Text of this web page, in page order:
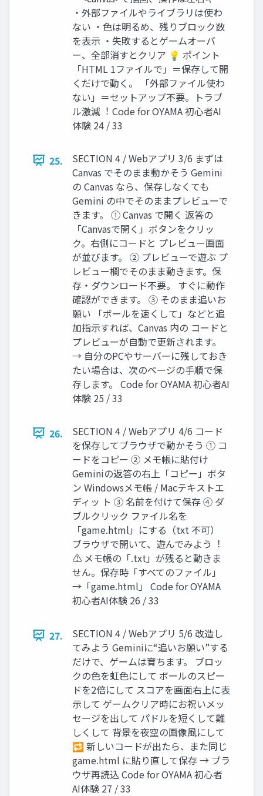
・外部ファイルやライブラリは使わ
ない ・色は明るめ、残りブロック数
を表示 ・失敗するとゲームオーバ
ー、全部消すとクリア 💡 ポイント
「HTML 1ファイルで」＝保存して開
くだけで動く。 「外部ファイル使わ
ない」＝セットアップ不要。トラブ
ル激減︕ Code for OYAMA 初⼼者AI
体験 24 / 33
25.
SECTION 4 / Webアプリ 3/6 まずは
Canvas でそのまま動かそう Gemini
の Canvas なら、保存しなくても
Gemini の中でそのままプレビューで
きます。 ① Canvas で開く 返答の
「Canvasで開く」ボタンをクリッ
ク。右側にコードと プレビュー画⾯
が並びます。 ② プレビューで遊ぶ プ
レビュー欄でそのまま動きます。保
存・ダウンロード不要。 すぐに動作
確認ができます。 ③ そのまま追いお
願い 「ボールを速くして」などと追
加指⽰すれば、Canvas 内の コードと
プレビューが⾃動で更新されます。
→ ⾃分のPCやサーバーに残しておき
たい場合は、次のページの⼿順で保
存します。 Code for OYAMA 初⼼者AI
体験 25 / 33
26.
SECTION 4 / Webアプリ 4/6 コード
を保存してブラウザで動かそう ① コ
ードをコピー ② メモ帳に貼付け
Geminiの返答の右上「コピー」ボタ
ン Windowsメモ帳 / Macテキストエ
ディッ ト ③ 名前を付けて保存 ④ ダ
ブルクリック ファイル名を
「game.html」にする（txt 不可）
ブラウザで開いて、遊んでみよう︕
⚠ メモ帳の「.txt」が残ると動きま
せん。保存時「すべてのファイル」
→「game.html」 Code for OYAMA
初⼼者AI体験 26 / 33
27.
SECTION 4 / Webアプリ 5/6 改造し
てみよう Geminiに“追いお願い”する
だけで、ゲームは育ちます。 ブロッ
クの⾊を虹⾊にして ボールのスピー
ドを2倍にして スコアを画⾯右上に表
⽰して ゲームクリア時にお祝いメッ
セージを出して パドルを短くして難
しくして 背景を夜空の画像⾵にして
🔁 新しいコードが出たら、また同じ
game.html に貼り直して保存 → ブラ
ウザ再読込 Code for OYAMA 初⼼者
AI体験 27 / 33